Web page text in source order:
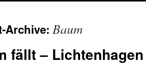
Archive: Baum
fällt –